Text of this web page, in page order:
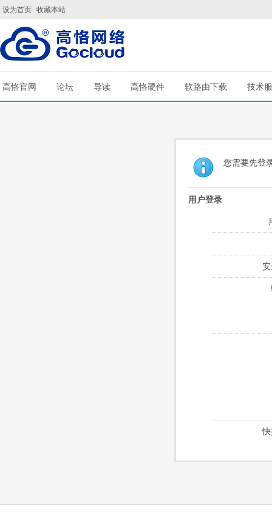
设为首页 收藏本站
高恪官网 论坛 导读 高恪硬件 软路由下载 技术
您需要先登
用户登录